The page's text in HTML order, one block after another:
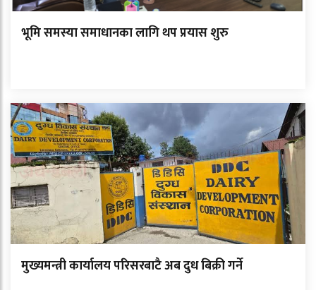
भूमि समस्या समाधानका लागि थप प्रयास शुरु
मुख्यमन्त्री कार्यालय परिसरबाटै अब दुध बिक्री गर्ने